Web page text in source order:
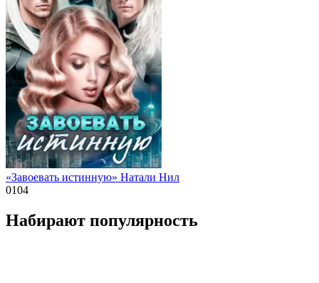
«Завоевать истинную» Натали Нил
0104
Набирают популярность